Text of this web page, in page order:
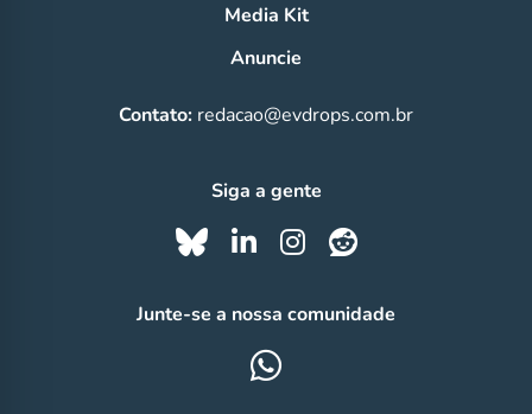
Media Kit
Anuncie
Contato: redacao@evdrops.com.br
Siga a gente
Junte-se a nossa comunidade